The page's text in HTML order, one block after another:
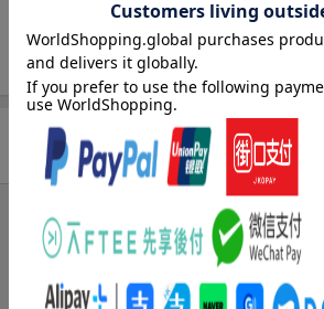
カセット、ＣＤ等
ISBN 9784304051722
商品レビュー
ブックスのレビュー
まだレビューがありません